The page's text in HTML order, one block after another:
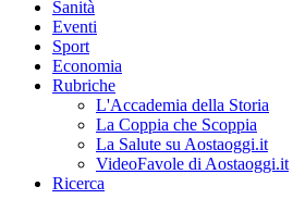
Sanità
Eventi
Sport
Economia
Rubriche
L'Accademia della Storia
La Coppia che Scoppia
La Salute su Aostaoggi.it
VideoFavole di Aostaoggi.it
Ricerca